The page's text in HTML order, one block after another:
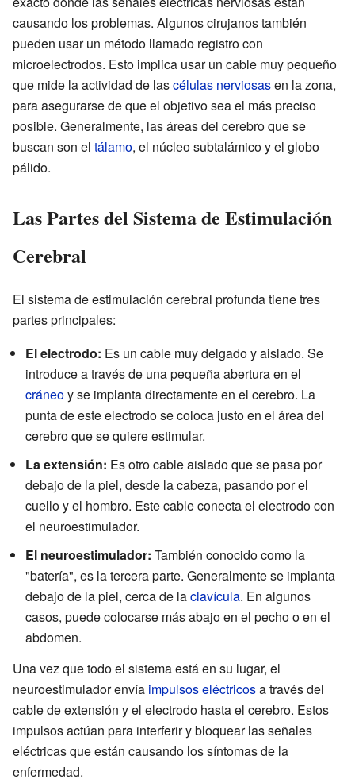
causando los problemas. Algunos cirujanos también
pueden usar un método llamado registro con
microelectrodos. Esto implica usar un cable muy pequeño
que mide la actividad de lascélulas nerviosasen la zona,
para asegurarse de que el objetivo sea el más preciso
posible. Generalmente, las áreas del cerebro que se
buscan son el tálamo, el núcleo subtalámico y el globo
pálido.
Las Partes del Sistema de Estimulación
Cerebral
El sistema de estimulación cerebral profunda tiene tres
partes principales:
El electrodo: Es un cable muy delgado y aislado. Se
introduce a través de una pequeña abertura en el
cráneoy se implanta directamente en el cerebro. La
punta de este electrodo se coloca justo en el área del
cerebro que se quiere estimular.
La extensión: Es otro cable aislado que se pasa por
debajo de la piel, desde la cabeza, pasando por el
cuello y el hombro. Este cable conecta el electrodo con
el neuroestimulador.
El neuroestimulador: También conocido como la
"batería", es la tercera parte. Generalmente se implanta
debajo de la piel, cerca de laclavícula. En algunos
casos, puede colocarse más abajo en el pecho o en el
abdomen.
Una vez que todo el sistema está en su lugar, el
neuroestimulador envía impulsos eléctricosa través del
cable de extensión y el electrodo hasta el cerebro. Estos
impulsos actúan para interferir y bloquear las señales
eléctricas que están causando los síntomas de la
enfermedad.